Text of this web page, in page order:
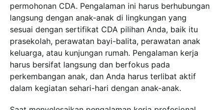
permohonan CDA. Pengalaman ini harus berhubungan
langsung dengan anak-anak di lingkungan yang
sesuai dengan sertifikat CDA pilihan Anda, baik itu
prasekolah, perawatan bayi-balita, perawatan anak
keluarga, atau kunjungan rumah. Pengalaman kerja
harus bersifat langsung dan berfokus pada
perkembangan anak, dan Anda harus terlibat aktif
dalam kegiatan sehari-hari dengan anak-anak.